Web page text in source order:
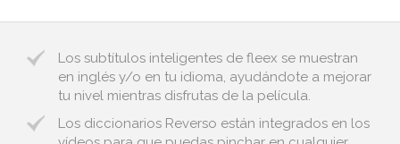
Los subtítulos inteligentes de fleex se muestran
en inglés y/o en tu idioma, ayudándote a mejorar
tu nivel mientras disfrutas de la película.
Los diccionarios Reverso están integrados en los